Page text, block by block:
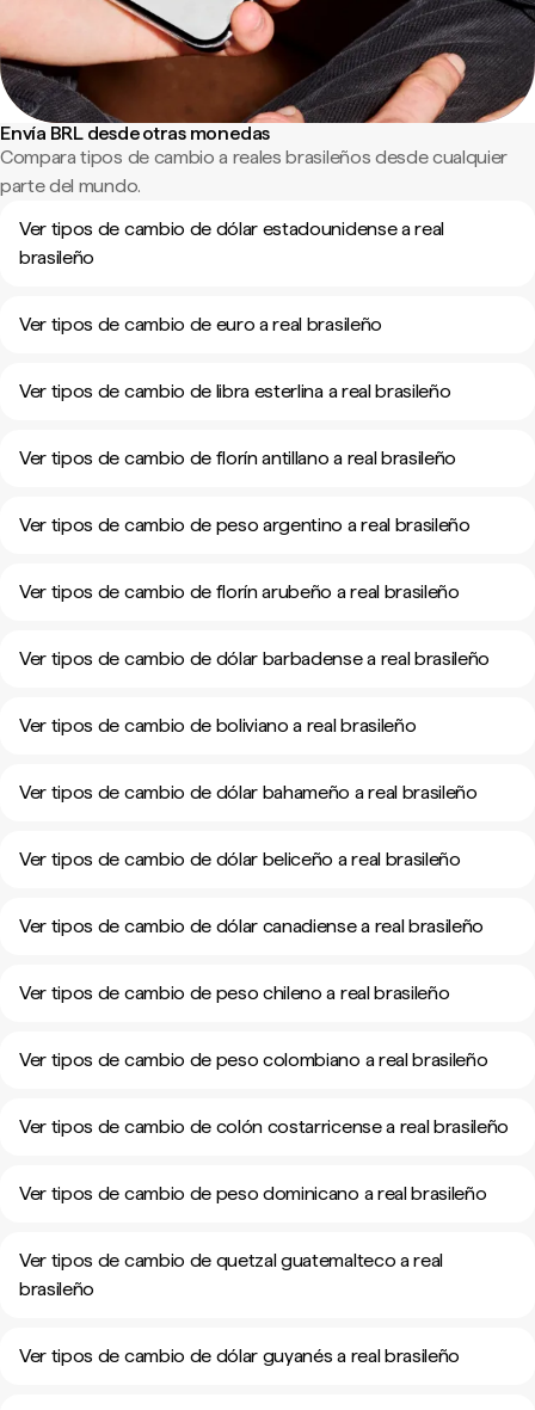
Envía BRL desde otras monedas
Compara tipos de cambio a reales brasileños desde cualquier
parte del mundo.
Ver tipos de cambio de dólar estadounidense a real
brasileño
Ver tipos de cambio de euro a real brasileño
Ver tipos de cambio de libra esterlina a real brasileño
Ver tipos de cambio de florín antillano a real brasileño
Ver tipos de cambio de peso argentino a real brasileño
Ver tipos de cambio de florín arubeño a real brasileño
Ver tipos de cambio de dólar barbadense a real brasileño
Ver tipos de cambio de boliviano a real brasileño
Ver tipos de cambio de dólar bahameño a real brasileño
Ver tipos de cambio de dólar beliceño a real brasileño
Ver tipos de cambio de dólar canadiense a real brasileño
Ver tipos de cambio de peso chileno a real brasileño
Ver tipos de cambio de peso colombiano a real brasileño
Ver tipos de cambio de colón costarricense a real brasileño
Ver tipos de cambio de peso dominicano a real brasileño
Ver tipos de cambio de quetzal guatemalteco a real
brasileño
Ver tipos de cambio de dólar guyanés a real brasileño